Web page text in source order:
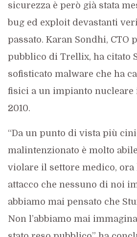
sicurezza è però già stata
bug ed exploit devastanti
passato. Karan Sondhi, CTO
pubblico di Trellix, ha citato
sofisticato malware che ha
fisici a un impianto nucleare
2010.
“Da un punto di vista più
malintenzionato è molto
violare il settore medico, ora
attacco che nessuno di noi
abbiamo mai pensato che
Non l’abbiamo mai